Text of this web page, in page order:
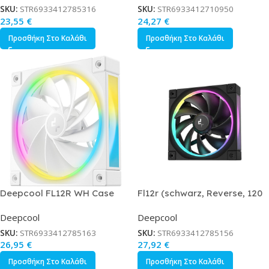
SKU: STR6933412785316
23,55 €
Προσθήκη Στο Καλάθι
SKU: STR6933412710950
24,27 €
Προσθήκη Στο Καλάθι
Deepcool FL12R WH Case
Deepcool
SKU: STR6933412785163
26,95 €
Προσθήκη Στο Καλάθι
Fl12r (schwarz, Reverse, 120
Deepcool
SKU: STR6933412785156
27,92 €
Προσθήκη Στο Καλάθι